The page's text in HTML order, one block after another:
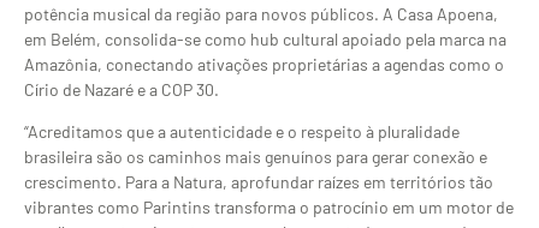
potência musical da região para novos públicos. A Casa Apoena,
em Belém, consolida-se como hub cultural apoiado pela marca na
Amazônia, conectando ativações proprietárias a agendas como o
Círio de Nazaré e a COP 30.
“Acreditamos que a autenticidade e o respeito à pluralidade
brasileira são os caminhos mais genuínos para gerar conexão e
crescimento. Para a Natura, aprofundar raízes em territórios tão
vibrantes como Parintins transforma o patrocínio em um motor de